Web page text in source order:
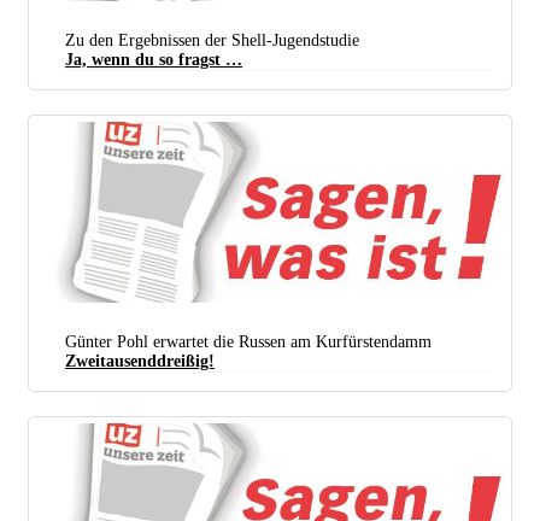
Zu den Ergebnissen der Shell-Jugendstudie
Ja, wenn du so fragst …
Günter Pohl erwartet die Russen am Kurfürstendamm
Zweitausenddreißig!